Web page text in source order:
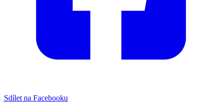
Sdílet na Facebooku